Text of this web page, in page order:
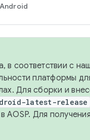
в соответствии с
платформы
Для сборки и
latest-release
AOSP. Для